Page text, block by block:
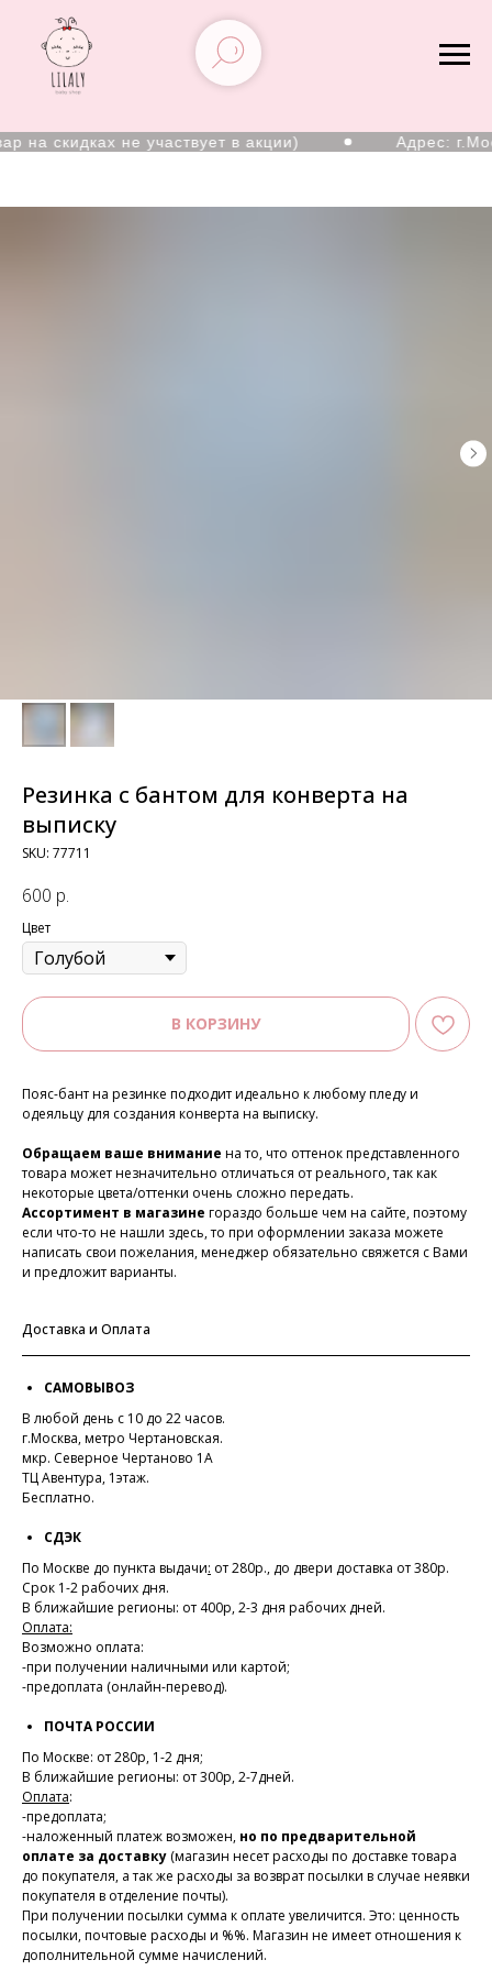
скидках не участвует в акции) Адрес:
Резинка с бантом для конверта на
выписку
SKU: 77711
600 р.
Цвет
В КОРЗИНУ
Пояс-бант на резинке подходит идеально к любому пледу и
одеяльцу для создания конверта на выписку.
Обращаем ваше внимание на то, что оттенок представленного
товара может незначительно отличаться от реального, так как
некоторые цвета/оттенки очень сложно передать.
Ассортимент в магазине гораздо больше чем на сайте, поэтому
если что-то не нашли здесь, то при оформлении заказа можете
написать свои пожелания, менеджер обязательно свяжется с Вами
и предложит варианты.
Доставка и Оплата
САМОВЫВОЗ
В любой день с 10 до 22 часов.
г.Москва, метро Чертановская.
мкр. Северное Чертаново 1А
ТЦ Авентура, 1этаж.
Бесплатно.
СДЭК
По Москве до пункта выдачи: от 280р., до двери доставка от 380р.
Срок 1-2 рабочих дня.
В ближайшие регионы: от 400р, 2-3 дня рабочих дней.
Оплата:
Возможно оплата:
-при получении наличными или картой;
-предоплата (онлайн-перевод).
ПОЧТА РОССИИ
По Москве: от 280р, 1-2 дня;
В ближайшие регионы: от 300р, 2-7дней.
Оплата:
-предоплата;
-наложенный платеж возможен, но по предварительной
оплате за доставку (магазин несет расходы по доставке товара
до покупателя, а так же расходы за возврат посылки в случае неявки
покупателя в отделение почты).
При получении посылки сумма к оплате увеличится. Это: ценность
посылки, почтовые расходы и %%. Магазин не имеет отношения к
дополнительной сумме начислений.